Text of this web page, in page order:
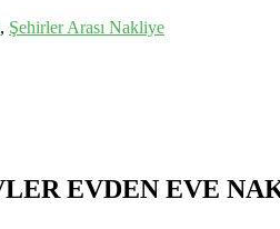
, Şehirler Arası Nakliye
EVDEN EVE